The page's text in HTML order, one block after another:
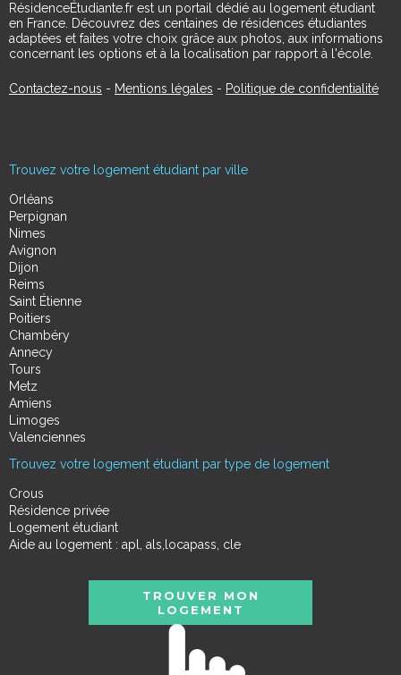
RésidenceÉtudiante.fr est un portail dédié au logement étudiant
en France. Découvrez des centaines de résidences étudiantes
adaptées et faites votre choix grâce aux photos, aux informations
concernant les options et à la localisation par rapport à l'école.
Contactez-nous - Mentions légales - Politique de confidentialité
Trouvez votre logement étudiant par ville
Orléans
Perpignan
Nimes
Avignon
Dijon
Reims
Saint Étienne
Poitiers
Chambéry
Annecy
Tours
Metz
Amiens
Limoges
Valenciennes
Trouvez votre logement étudiant par type de logement
Crous
Résidence privée
Logement étudiant
Aide au logement : apl, als,locapass, cle
TROUVER MON
LOGEMENT